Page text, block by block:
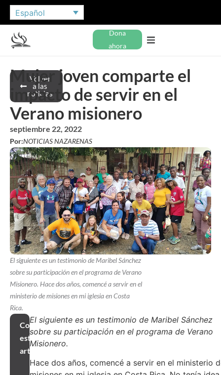
Español
Dona
ahora
Volver
a las
noticias
Mujer joven comparte el
impacto de servir en el
Verano misionero
septiembre 22, 2022
Por:NOTICIAS NAZARENAS
El siguiente es un testimonio de Maribel Sánchez
sobre su participación en el programa de Verano
Misionero. Hace dos años, comencé a servir en el
ministerio de misiones en mi iglesia en Costa
Rica.
Compartir
este
artículo
El siguiente es un testimonio de Maribel Sánchez
sobre su participación en el programa de Verano
Misionero.
Hace dos años, comencé a servir en el ministerio